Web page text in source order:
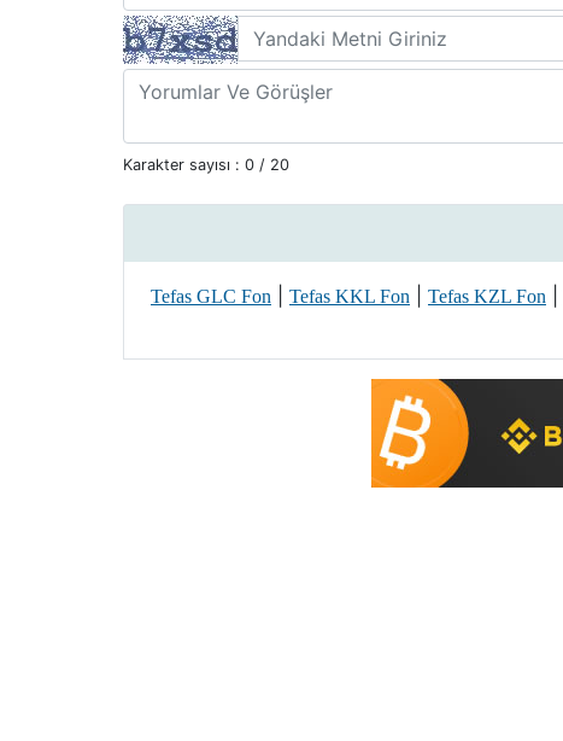
Karakter sayısı : 0 / 20
Tefas GLC Fon Tefas KKL Fon Tefas KZL Fon